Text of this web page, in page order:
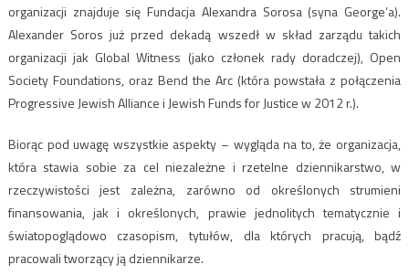
organizacji znajduje się Fundacja Alexandra Sorosa (syna George’a).
Alexander Soros już przed dekadą wszedł w skład zarządu takich
organizacji jak Global Witness (jako członek rady doradczej), Open
Society Foundations, oraz Bend the Arc (która powstała z połączenia
Progressive Jewish Alliance i Jewish Funds for Justice w 2012 r.).
Biorąc pod uwagę wszystkie aspekty – wygląda na to, że organizacja,
która stawia sobie za cel niezależne i rzetelne dziennikarstwo, w
rzeczywistości jest zależna, zarówno od określonych strumieni
finansowania, jak i określonych, prawie jednolitych tematycznie i
światopoglądowo czasopism, tytułów, dla których pracują, bądź
pracowali tworzący ją dziennikarze.